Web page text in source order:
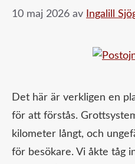
10 maj 2026 av Ingalill
Det här är verkligen en
för att förstås.
kilometer långt, och
för besökare. Vi åkte tåg